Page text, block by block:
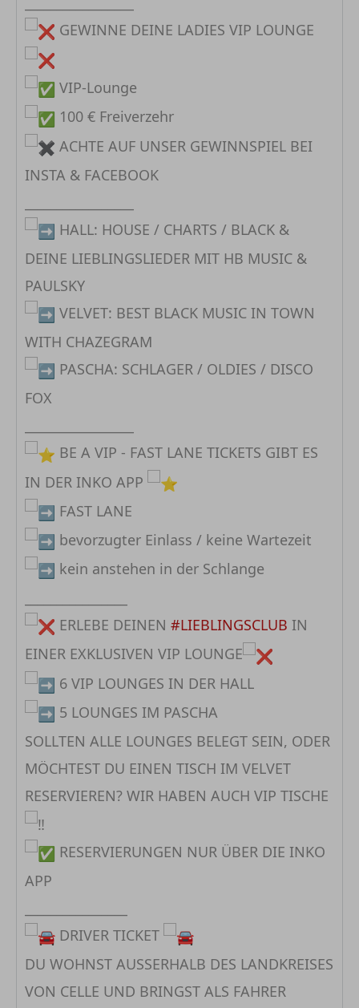
GEWINNE DEINE LADIES VIP LOUNGE
VIP-Lounge
100 € Freiverzehr
ACHTE AUF UNSER GEWINNSPIEL BEI
INSTA & FACEBOOK
HALL: HOUSE / CHARTS / BLACK &
DEINE LIEBLINGSLIEDER MIT HB MUSIC &
PAULSKY
VELVET: BEST BLACK MUSIC IN TOWN
WITH CHAZEGRAM
PASCHA: SCHLAGER / OLDIES / DISCO
FOX
BE A VIP - FAST LANE TICKETS GIBT ES
IN DER INKO APP
FAST LANE
bevorzugter Einlass / keine Wartezeit
kein anstehen in der Schlange
ERLEBE DEINEN #LIEBLINGSCLUB IN
EINER EXKLUSIVEN VIP LOUNGE
6 VIP LOUNGES IN DER HALL
5 LOUNGES IM PASCHA
SOLLTEN ALLE LOUNGES BELEGT SEIN, ODER
MÖCHTEST DU EINEN TISCH IM VELVET
RESERVIEREN? WIR HABEN AUCH VIP TISCHE
RESERVIERUNGEN NUR ÜBER DIE INKO
APP
DRIVER TICKET
DU WOHNST AUSSERHALB DES LANDKREISES
VON CELLE UND BRINGST ALS FAHRER